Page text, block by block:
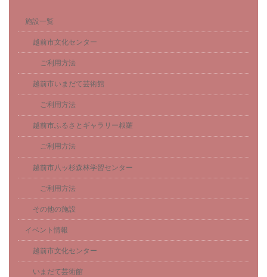
施設一覧
越前市文化センター
ご利用方法
越前市いまだて芸術館
ご利用方法
越前市ふるさとギャラリー叔羅
ご利用方法
越前市八ッ杉森林学習センター
ご利用方法
その他の施設
イベント情報
越前市文化センター
いまだて芸術館